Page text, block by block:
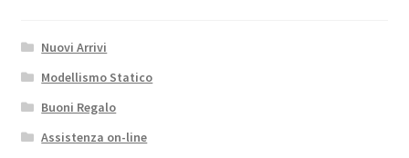
Nuovi Arrivi
Modellismo Statico
Buoni Regalo
Assistenza on-line